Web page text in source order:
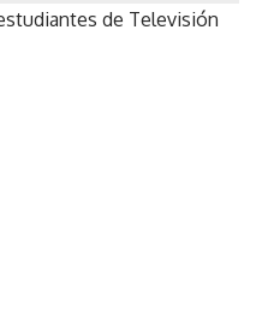
de Televisión